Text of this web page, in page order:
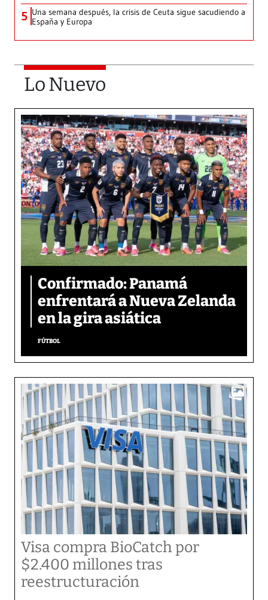
5 Una semana después, la crisis de Ceuta sigue sacudiendo a
España y Europa
Lo Nuevo
Confirmado: Panamá
enfrentará a Nueva Zelanda
en la gira asiática
FÚTBOL
Visa compra BioCatch por
$2.400 millones tras
reestructuración